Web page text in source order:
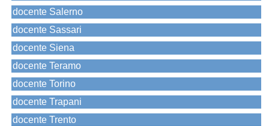
docente Salerno
docente Sassari
docente Siena
docente Teramo
docente Torino
docente Trapani
docente Trento